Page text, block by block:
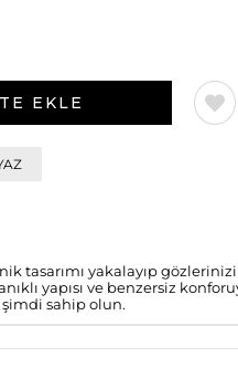
tasarımı yakalayıp
yapısı ve benzersiz
şimdi sahip olun.